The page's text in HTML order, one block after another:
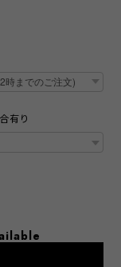
有り